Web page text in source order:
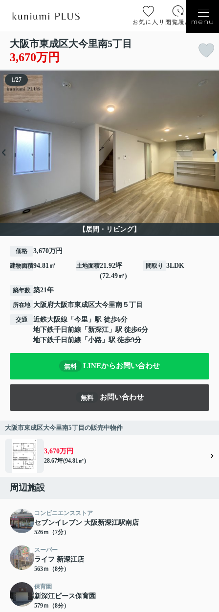
お気に入り 閲覧履歴 menu
大阪市東成区大今里南5丁目
3,670万円
【居間・リビング】
1/27
価格 3,670万円
建物面積94.81㎡ 土地面積21.92坪
(72.49㎡)
間取り 3LDK
築年数 築21年
所在地 大阪府大阪市東成区大今里南 ５丁目
交通 近鉄大阪線 「 今里 」駅 徒歩6分
地下鉄千日前線 「 新深江 」駅 徒歩6分
地下鉄千日前線 「 小路 」駅 徒歩9分
無料 LINEからお問い合わせ
無料 お問い合わせ
大阪市東成区大今里南5丁目の販売中物件
3,670万円
28.67坪(94.81㎡)
周辺施設
コンビニエンスストア
セブンイレブン 大阪新深江駅南店
526ｍ（7分）
スーパー
ライフ 新深江店
563ｍ（8分）
保育園
新深江ピース保育園
579ｍ（8分）